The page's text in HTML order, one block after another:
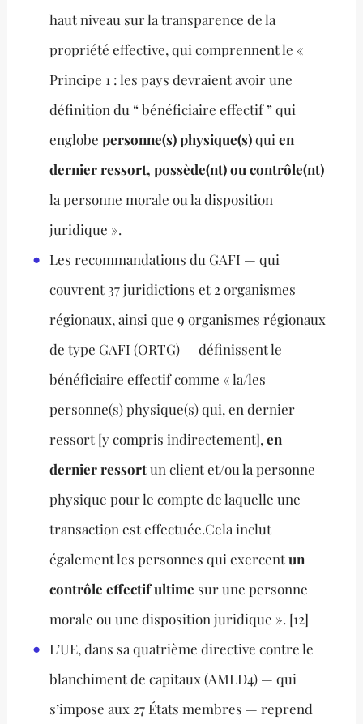
haut niveau sur la transparence de la
propriété effective, qui comprennent le «
Principe 1 : les pays devraient avoir une
définition du “ bénéficiaire effectif ” qui
englobe personne(s) physique(s)qui en
dernier ressort, possède(nt) ou contrôle(nt)
la personne morale ou la disposition
juridique ».
Les recommandations du GAFI — qui
couvrent 37 juridictions et 2 organismes
régionaux, ainsi que 9 organismes régionaux
de type GAFI (ORTG) — définissent le
bénéficiaire effectif comme « la/les
personne(s) physique(s) qui, en dernier
ressort [y compris indirectement], en
dernier ressortun client et/ou la personne
physique pour le compte de laquelle une
transaction est effectuée.Cela inclut
également les personnes qui exercentun
contrôle effectif ultime sur une personne
morale ou une disposition juridique ». [12]
L’UE, dans sa quatrième directive contre le
blanchiment de capitaux (AMLD4) — qui
s’impose aux 27 États membres — reprend